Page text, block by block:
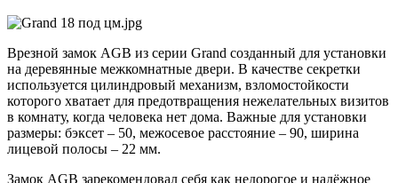
Врезной замок AGB из серии Grand созданный для установки
на деревянные межкомнатные двери. В качестве секретки
используется цилиндровый механизм, взломостойкости
которого хватает для предотвращения нежелательных визитов
в комнату, когда человека нет дома. Важные для установки
размеры: бэксет – 50, межосевое расстояние – 90, ширина
лицевой полосы – 22 мм.
Замок AGB зарекомендовал себя как недорогое и надёжное